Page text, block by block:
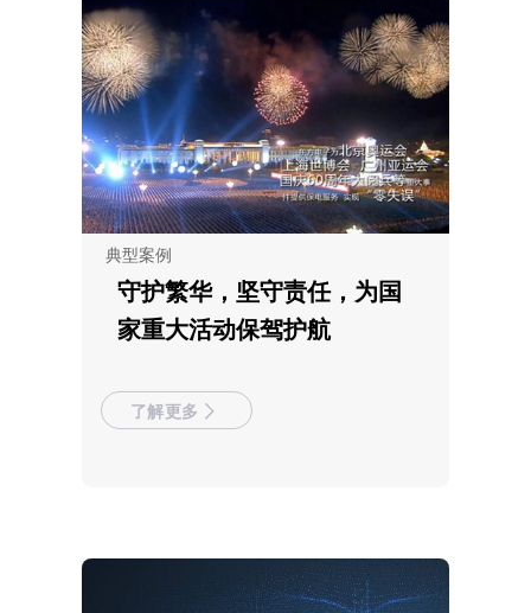
典型案例
守护繁华，坚守责任，为国
家重大活动保驾护航
了解更多